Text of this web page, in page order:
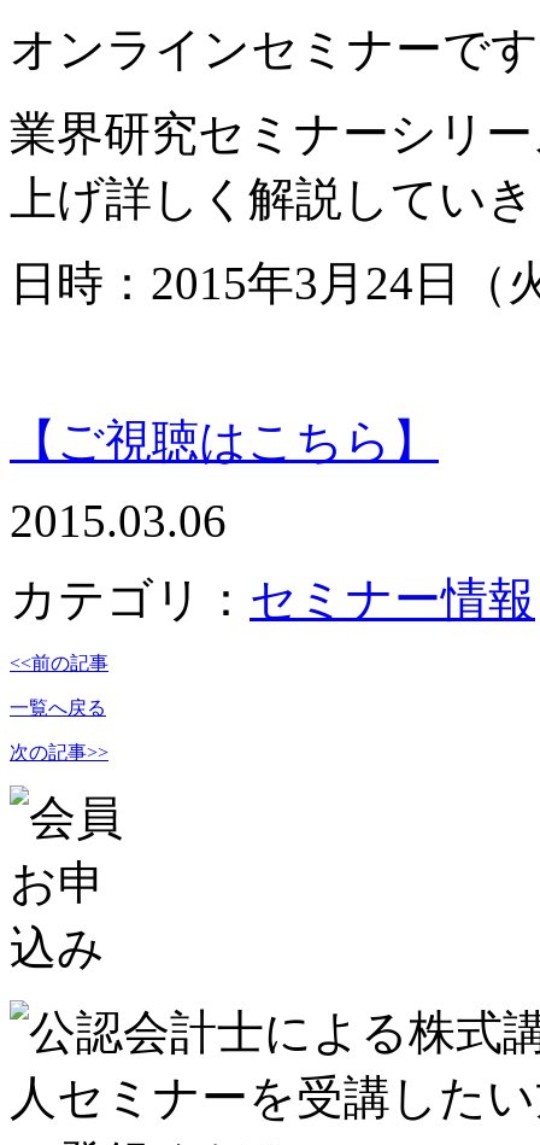
オンラインセミナーで
業界研究セミナーシリ
上げ詳しく解説してい
日時：2015年3月24日（
【ご視聴はこちら】
2015.03.06
カテゴリ： セミナー情報
<<前の記事
一覧へ戻る
次の記事>>